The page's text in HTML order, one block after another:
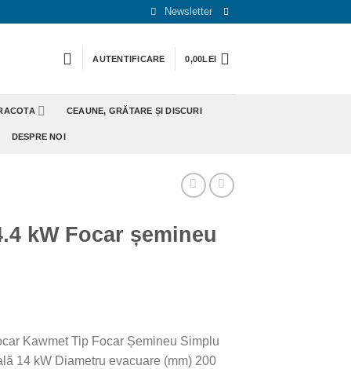
Newsletter
AUTENTIFICARE 0,00LEI
CEAUNE, GRĂTARE ȘI DISCURI
DESPRE NOI
kW Focar șemineu
Kawmet Tip Focar Șemineu Simplu
14 kW Diametru evacuare (mm) 200